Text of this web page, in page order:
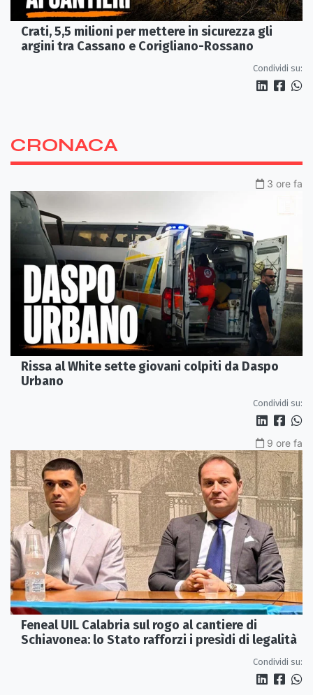
Crati, 5,5 milioni per mettere in sicurezza gli
argini tra Cassano e Corigliano-Rossano
Condividi su:
CRONACA
3 ore fa
Rissa al White sette giovani colpiti da Daspo
Urbano
Condividi su:
9 ore fa
Feneal UIL Calabria sul rogo al cantiere di
Schiavonea: lo Stato rafforzi i presìdi di legalità
Condividi su: